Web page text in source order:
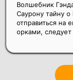
Волшебник
Саурону тайну
отправиться на
орками, следует